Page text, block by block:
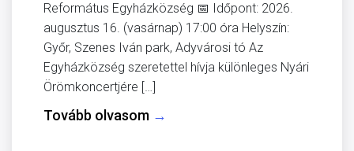
Református Egyházközség 📅 Időpont: 2026.
augusztus 16. (vasárnap) 17:00 óra Helyszín:
Győr, Szenes Iván park, Adyvárosi tó Az
Egyházközség szeretettel hívja különleges Nyári
Örömkoncertjére […]
Tovább olvasom →